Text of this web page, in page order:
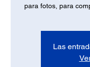
para fotos, para
Las